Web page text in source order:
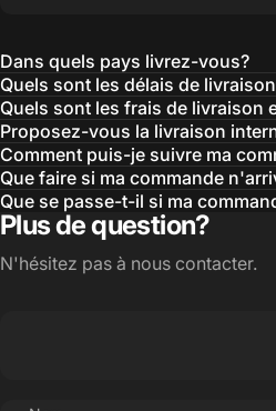
Dans quels pays livrez-vous?
Quels sont les délais de
Quels sont les frais de livraison
Proposez-vous la livraison
Comment puis-je suivre ma
Que faire si ma commande
Que se passe-t-il si ma
Plus de question?
N'hésitez pas à nous contacter.